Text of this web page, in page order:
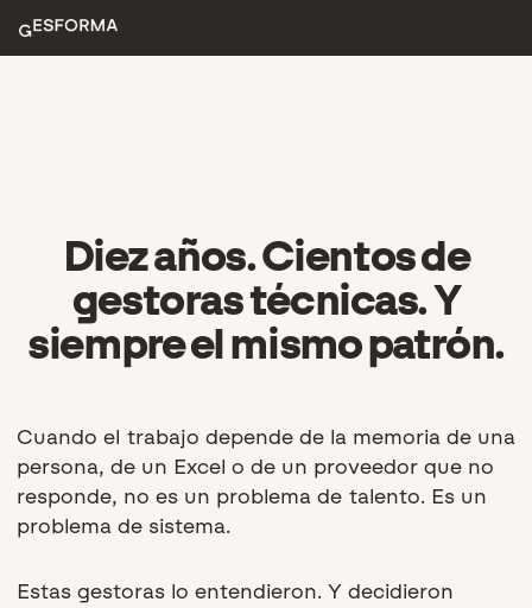
Diez años. Cientos de
gestoras técnicas. Y
siempre el mismo patrón.
Cuando el trabajo depende de la memoria de una
persona, de un Excel o de un proveedor que no
responde, no es un problema de talento. Es un
problema de sistema.
Estas gestoras lo entendieron. Y decidieron